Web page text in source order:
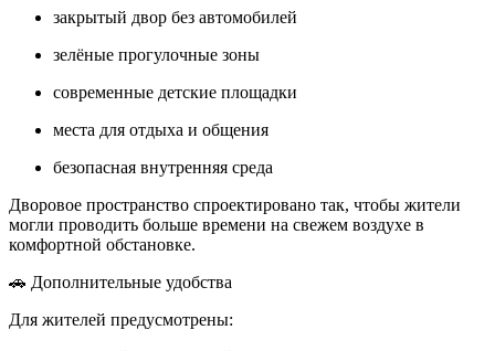
закрытый двор без автомобилей
зелёные прогулочные зоны
современные детские площадки
места для отдыха и общения
безопасная внутренняя среда
Дворовое пространство спроектировано так, чтобы жители
могли проводить больше времени на свежем воздухе в
комфортной обстановке.
🚗 Дополнительные удобства
Для жителей предусмотрены: